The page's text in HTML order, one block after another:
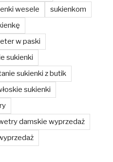
wesele
sukienkom
w paski
sukienki
sukienki z butik
sukienki
damskie wyprzedaż